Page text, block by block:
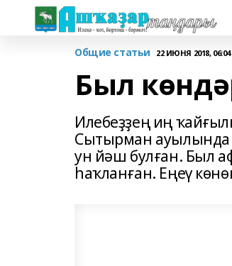
Общие статьи 22 ИЮНЯ 2018, 06:04
Был
Илебеҙҙең иң
Сытырман ауылында
ун йәш булған. Был
һаҡланған. Еңеү